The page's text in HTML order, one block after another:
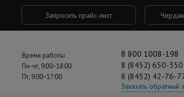
Запросить прайс-лист Чердак
Время работы
Пн-чт, 9:00−18:00
Пт, 9:00−17:00
8 800 1008-198
8 (8452) 650-350
8 (8452) 42-76-
Заказать обратный